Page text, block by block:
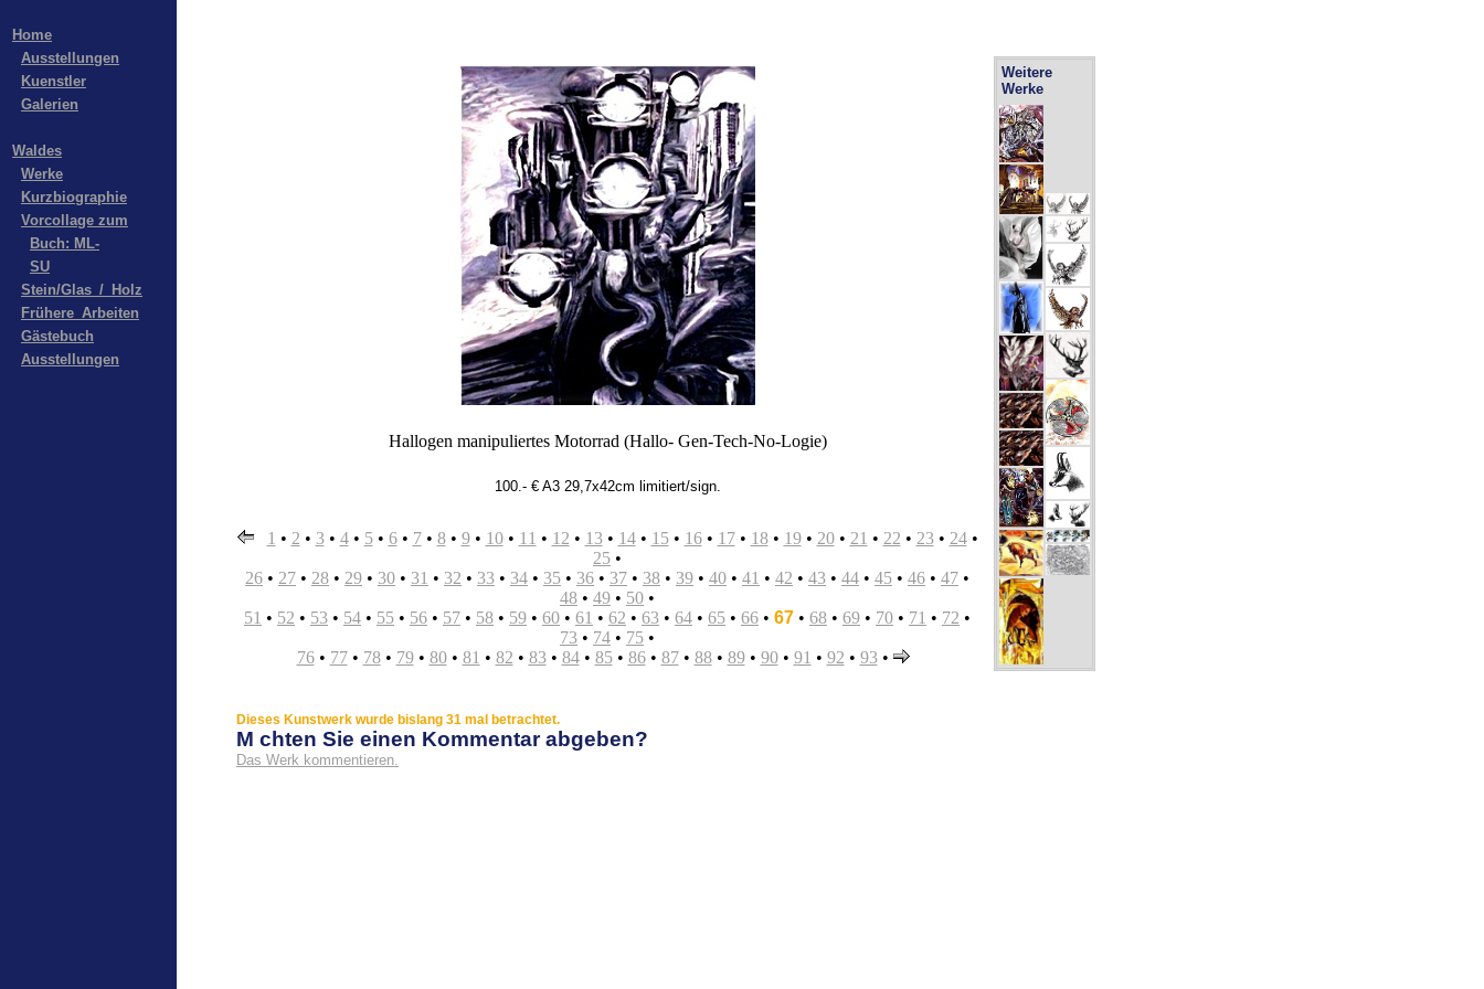
Home
Ausstellungen
Kuenstler
Galerien
Waldes
Werke
Kurzbiographie
Vorcollage zum
Buch: ML-
SU
Stein/Glas_/_Holz
Frühere_Arbeiten
Gästebuch
Ausstellungen
Hallogen manipuliertes Motorrad (Hallo- Gen-Tech-No-Logie)
100.- € A3 29,7x42cm limitiert/sign.
1 • 2 • 3• 4• 5• 6• 7• 8• 9• 10• 11 • 12 • 13• 14• 15• 16• 17• 18• 19• 20• 21 • 22 • 23• 24•
25 •
26 • 27 • 28 • 29 • 30 • 31 • 32 • 33 • 34 • 35 • 36 • 37 • 38 • 39 • 40 • 41 • 42 • 43 • 44 • 45 • 46 • 47 •
48 • 49 • 50 •
51 • 52 • 53 • 54 • 55 • 56 • 57 • 58 • 59 • 60 • 61 • 62 • 63 • 64 • 65 • 66 • 67 • 68 • 69 • 70 • 71 • 72 •
73 • 74 • 75 •
76• 77• 78• 79• 80• 81 • 82 • 83• 84• 85• 86• 87• 88• 89• 90• 91 • 92 • 93•
Weitere
Werke
Dieses Kunstwerk wurde bislang 31 mal betrachtet.
M chten Sie einen Kommentar abgeben?
Das Werk kommentieren.